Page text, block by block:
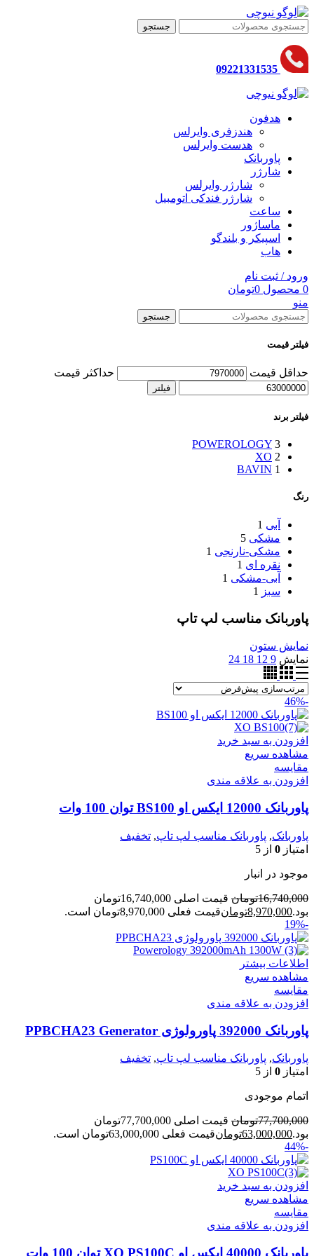
جستجو
09221331535
هدفون
هندزفری وایرلس
هدست وایرلس
پاوربانک
شارژر
شارژر وایرلس
شارژر فندکی اتومبیل
ساعت
ماساژور
اسپیکر و بلندگو
هاب
ورود / ثبت نام
0 محصول 0تومان
منو
جستجو
فیلتر قیمت
حداقل قیمت حداکثر قیمت
فیلتر
فیلتر برند
POWEROLOGY 3
XO 2
BAVIN 1
رنگ
آبی 1
مشکی 5
مشکی-نارنجی 1
نقره ای 1
آبی-مشکی 1
سبز
1
پاوربانک مناسب لپ تاپ
نمایش ستون
نمایش 9
12
18
24
-46%
افزودن به سبد خرید
مشاهده سریع
مقایسه
افزودن به علاقه مندی
پاوربانک 12000 ایکس او BS100 توان 100 وات
پاوربانک, پاوربانک مناسب لپ تاپ, تخفیف
امتیاز 0 از 5
موجود در انبار
16,740,000تومان
قیمت اصلی 16,740,000تومان
بود.8,970,000تومانقیمت فعلی 8,970,000تومان است.
-19%
اطلاعات بیشتر
مشاهده سریع
مقایسه
افزودن به علاقه مندی
پاوربانک 392000 پاورولوژی PPBCHA23 Generator
پاوربانک, پاوربانک مناسب لپ تاپ, تخفیف
امتیاز 0 از 5
اتمام موجودی
77,700,000تومان
قیمت اصلی 77,700,000تومان
بود.63,000,000تومانقیمت فعلی 63,000,000تومان است.
-44%
افزودن به سبد خرید
مشاهده سریع
مقایسه
افزودن به علاقه مندی
پاوربانک 40000 ایکس او XO PS100C توان 100 وات